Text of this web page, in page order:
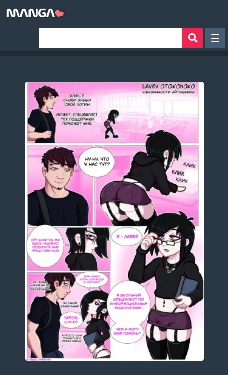
Авторы
Аниме хентай
Сборники манги
Sign in
Register